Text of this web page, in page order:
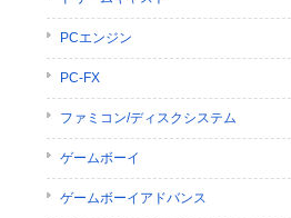
PCエンジン
PC-FX
ファミコン/ディスクシステム
ゲームボーイ
ゲームボーイアドバンス